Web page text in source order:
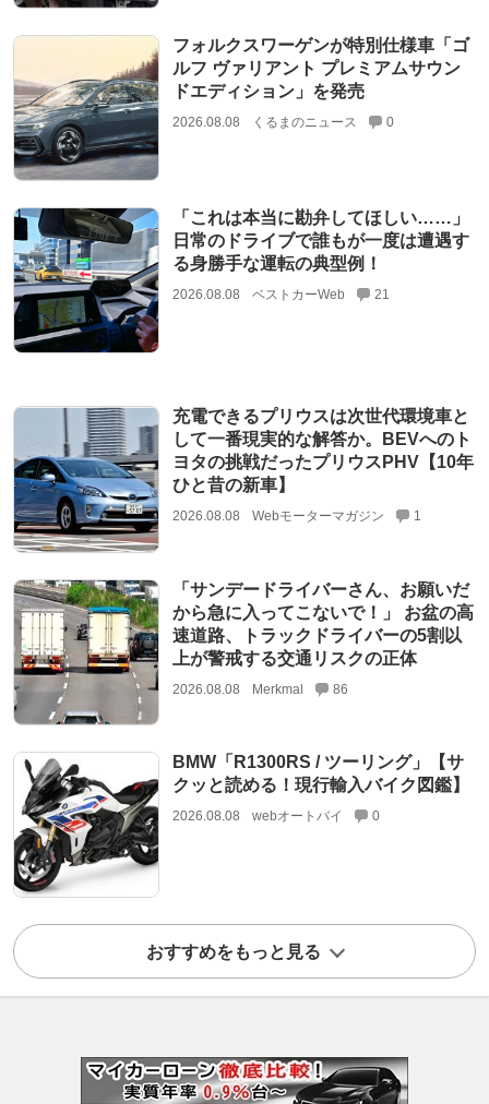
フォルクスワーゲンが特別仕様車「ゴ
ルフ ヴァリアント プレミアムサウン
ドエディション」を発売
2026.08.08 くるまのニュース 0
「これは本当に勘弁してほしい……」
日常のドライブで誰もが一度は遭遇す
る身勝手な運転の典型例！
2026.08.08 ベストカーWeb 21
充電できるプリウスは次世代環境車と
して一番現実的な解答か。BEVへのト
ヨタの挑戦だったプリウスPHV【10年
ひと昔の新車】
2026.08.08 Webモーターマガジン 1
「サンデードライバーさん、お願いだ
から急に入ってこないで！」 お盆の高
速道路、トラックドライバーの5割以
上が警戒する交通リスクの正体
2026.08.08 Merkmal 86
BMW「R1300RS / ツーリング」【サ
クッと読める！現行輸入バイク図鑑】
2026.08.08 webオートバイ 0
おすすめをもっと見る